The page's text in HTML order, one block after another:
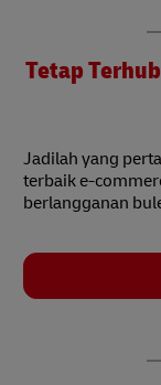
Tetap
Jadilah yang
terbaik e-
berlangganan